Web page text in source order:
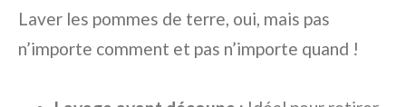
Laver les pommes de terre, oui, mais pas
n’importe comment et pas n’importe quand !